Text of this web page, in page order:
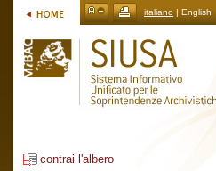
italiano | English
contrai l'albero